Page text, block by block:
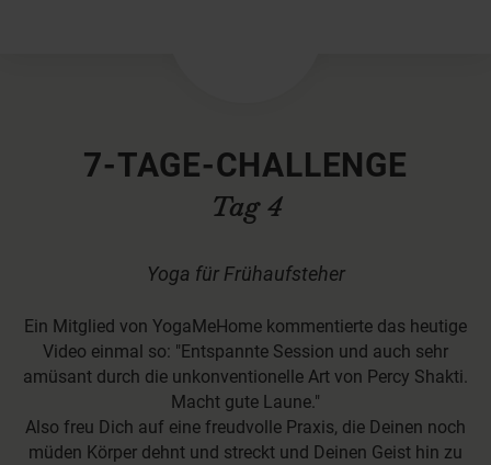
7-TAGE-CHALLENGE
Tag 4
Yoga für Frühaufsteher
Ein Mitglied von YogaMeHome kommentierte das heutige
Video einmal so: "Entspannte Session und auch sehr
amüsant durch die unkonventionelle Art von Percy Shakti.
Macht gute Laune."
Also freu Dich auf eine freudvolle Praxis, die Deinen noch
müden Körper dehnt und streckt und Deinen Geist hin zu